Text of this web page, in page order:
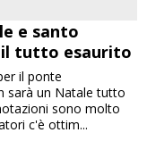
e santo
il tutto esaurito
il ponte
sarà un Natale tutto
sono molto
c'è ottim...